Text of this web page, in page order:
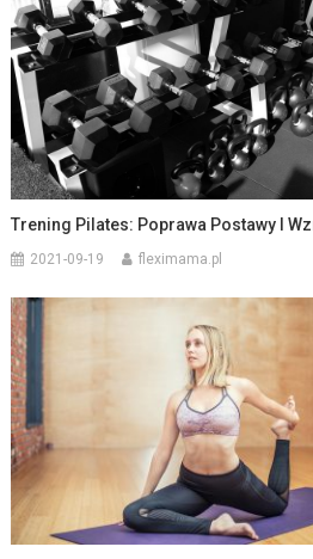
Trening Pilates: Poprawa Postawy I
2021-09-19 fleximama.pl